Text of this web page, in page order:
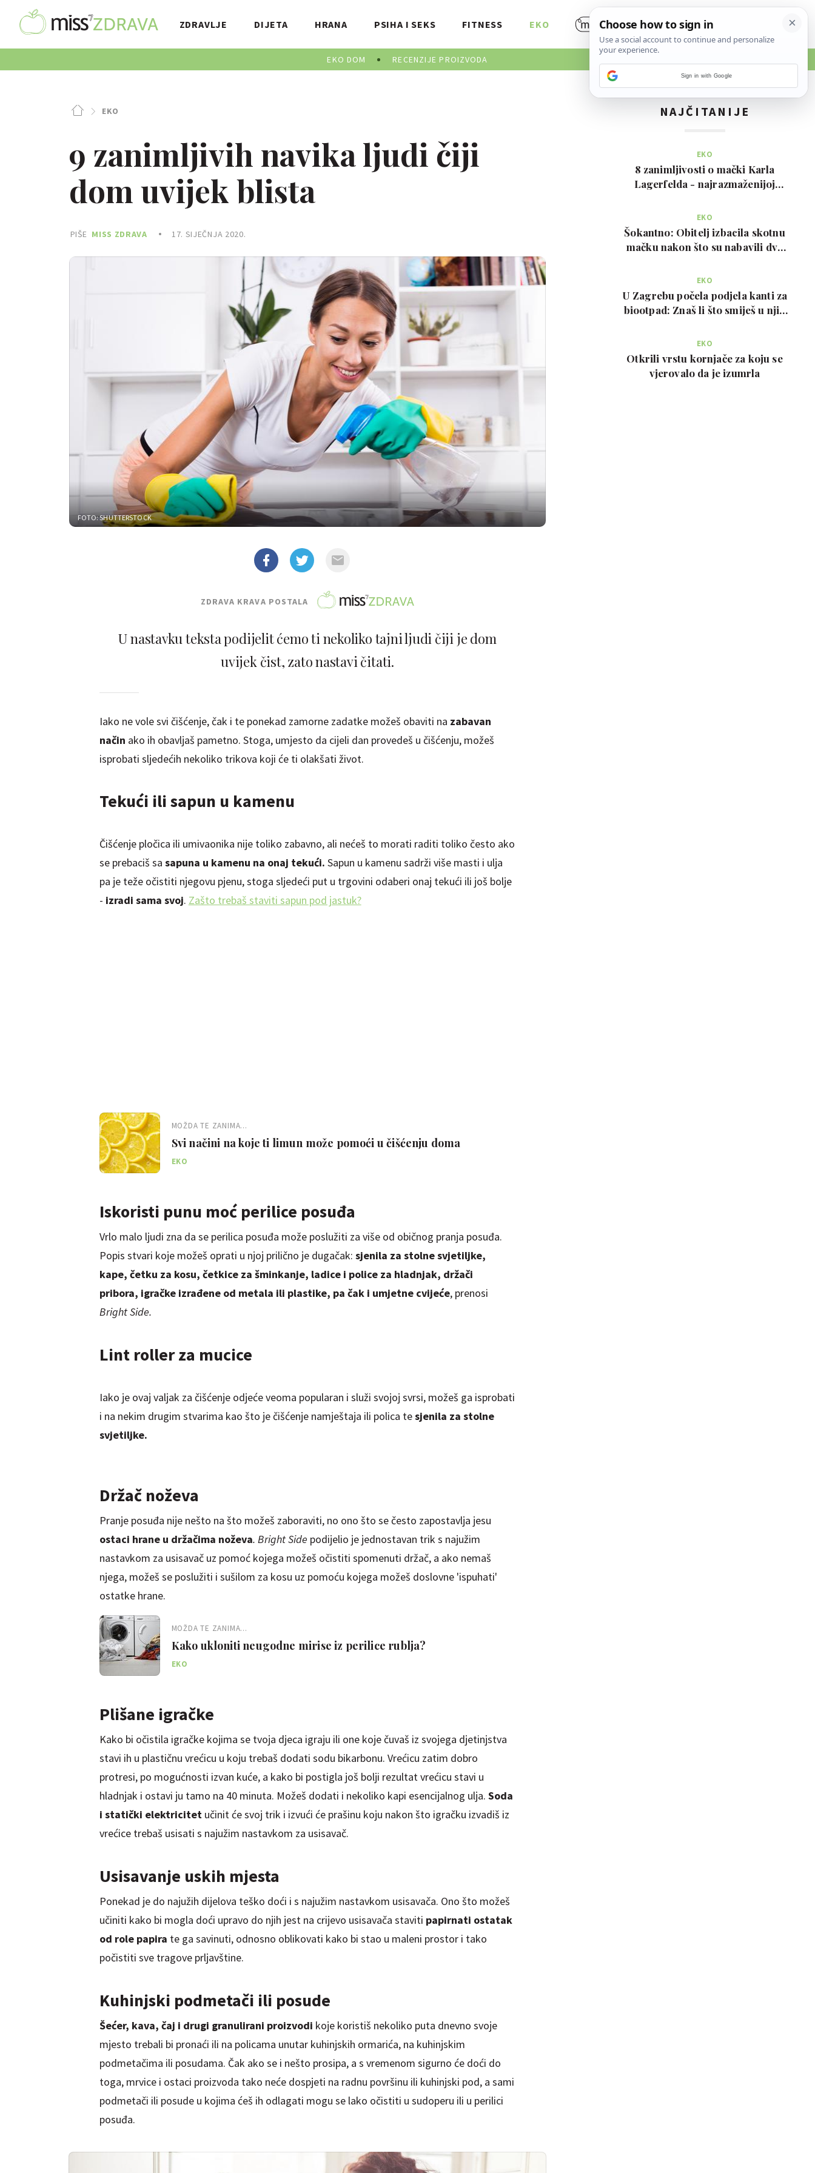
ZDRAVLJE DIJETA HRANA PSIHA I SEKS FITNESS EKO
EKO DOM RECENZIJE PROIZVODA
EKO
9 zanimljivih navika ljudi čiji
dom uvijek blista
PIŠE MISS ZDRAVA 17. SIJEČNJA 2020.
FOTO: SHUTTERSTOCK
ZDRAVA KRAVA POSTALA
U nastavku teksta podijelit ćemo ti nekoliko tajni ljudi čiji je dom
uvijek čist, zato nastavi čitati.
Iako ne vole svi čišćenje, čak i te ponekad zamorne zadatke možeš obaviti na zabavan
način ako ih obavljaš pametno. Stoga, umjesto da cijeli dan provedeš u čišćenju, možeš
isprobati sljedećih nekoliko trikova koji će ti olakšati život.
Tekući ili sapun u kamenu
Čišćenje pločica ili umivaonika nije toliko zabavno, ali nećeš to morati raditi toliko često ako
se prebaciš sa sapuna u kamenu na onaj tekući. Sapun u kamenu sadrži više masti i ulja
pa je teže očistiti njegovu pjenu, stoga sljedeći put u trgovini odaberi onaj tekući ili još bolje
- izradi sama svoj. Zašto trebaš staviti sapun pod jastuk?
MOŽDA TE ZANIMA...
Svi načini na koje ti limun može pomoći u čišćenju doma
EKO
Iskoristi punu moć perilice posuđa
Vrlo malo ljudi zna da se perilica posuđa može poslužiti za više od običnog pranja posuđa.
Popis stvari koje možeš oprati u njoj prilično je dugačak: sjenila za stolne svjetiljke,
kape, četku za kosu, četkice za šminkanje, ladice i police za hladnjak, držači
pribora, igračke izrađene od metala ili plastike, pa čak i umjetne cvijeće, prenosi
Bright Side.
Lint roller za mucice
Iako je ovaj valjak za čišćenje odjeće veoma popularan i služi svojoj svrsi, možeš ga isprobati
i na nekim drugim stvarima kao što je čišćenje namještaja ili polica tesjenila za stolne
svjetiljke.
Držač noževa
Pranje posuđa nije nešto na što možeš zaboraviti, no ono što se često zapostavlja jesu
ostaci hrane u držačima noževa. Bright Side podijelio je jednostavan trik s najužim
nastavkom za usisavač uz pomoć kojega možeš očistiti spomenuti držač, a ako nemaš
njega, možeš se poslužiti i sušilom za kosu uz pomoću kojega možeš doslovne 'ispuhati'
ostatke hrane.
MOŽDA TE ZANIMA...
Kako ukloniti neugodne mirise iz perilice rublja?
EKO
Plišane igračke
Kako bi očistila igračke kojima se tvoja djeca igraju ili one koje čuvaš iz svojega djetinjstva
stavi ih u plastičnu vrećicu u koju trebaš dodati sodu bikarbonu. Vrećicu zatim dobro
protresi, po mogućnosti izvan kuće, a kako bi postigla još bolji rezultat vrećicu stavi u
hladnjak i ostavi ju tamo na 40 minuta. Možeš dodati i nekoliko kapi esencijalnog ulja. Soda
i statički elektricitetučinit će svoj trik i izvući će prašinu koju nakon što igračku izvadiš iz
vrećice trebaš usisati s najužim nastavkom za usisavač.
Usisavanje uskih mjesta
Ponekad je do najužih dijelova teško doći i s najužim nastavkom usisavača. Ono što možeš
učiniti kako bi mogla doći upravo do njih jest na crijevo usisavača staviti papirnati ostatak
od role papira te ga savinuti, odnosno oblikovati kako bi stao u maleni prostor i tako
počistiti sve tragove prljavštine.
Kuhinjski podmetači ili posude
Šećer, kava, čaj i drugi granulirani proizvodi koje koristiš nekoliko puta dnevno svoje
mjesto trebali bi pronaći ili na policama unutar kuhinjskih ormarića, na kuhinjskim
podmetačima ili posudama. Čak ako se i nešto prosipa, a s vremenom sigurno će doći do
toga, mrvice i ostaci proizvoda tako neće dospjeti na radnu površinu ili kuhinjski pod, a sami
podmetači ili posude u kojima ćeš ih odlagati mogu se lako očistiti u sudoperu ili u perilici
posuđa.
NAJČITANIJE
EKO
8 zanimljivosti o mački Karla
Lagerfelda - najrazmaženijoj
EKO
Šokantno: Obitelj izbacila skotnu
mačku nakon što su nabavili dva
EKO
U Zagrebu počela podjela kanti za
biootpad: Znaš li što smiješ u njih
EKO
Otkrili vrstu kornjače za koju se
vjerovalo da je izumrla
Sign in with Google